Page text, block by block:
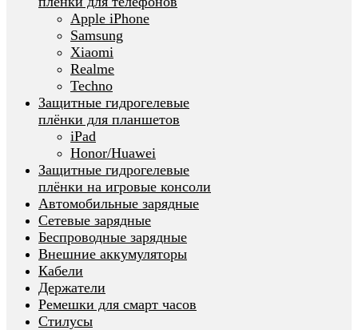
Apple iPhone
Samsung
Xiaomi
Realme
Techno
Защитные гидрогелевые
плёнки для планшетов
iPad
Honor/Huawei
Защитные гидрогелевые
плёнки на игровые консоли
Автомобильные зарядные
Сетевые зарядные
Беспроводные зарядные
Внешние аккумуляторы
Кабели
Держатели
Ремешки для смарт часов
Стилусы